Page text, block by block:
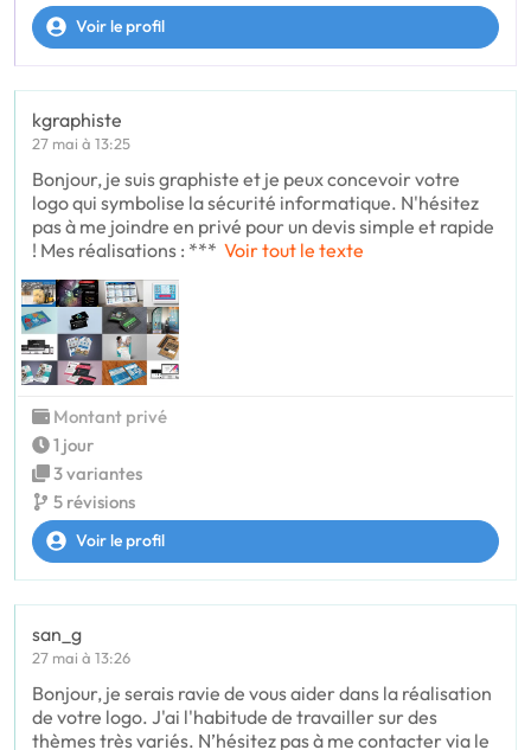
Voir le profil
kgraphiste
27 mai à 13:25
Bonjour, je suis graphiste et je peux concevoir votre
logo qui symbolise la sécurité informatique. N'hésitez
pas à me joindre en privé pour un devis simple et rapide
! Mes réalisations : *** Voir tout le texte
Montant privé
1 jour
3 variantes
5 révisions
Voir le profil
san_g
27 mai à 13:26
Bonjour, je serais ravie de vous aider dans la réalisation
de votre logo. J'ai l'habitude de travailler sur des
thèmes très variés. N’hésitez pas à me contacter via le